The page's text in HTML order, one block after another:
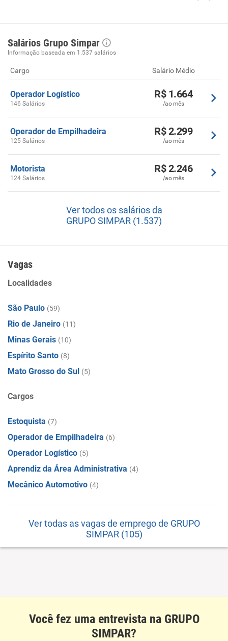
Salários Grupo Simpar
Informação baseada em 1.537 salários
Cargo Salário Médio
Operador Logístico
146 Salários
R$ 1.664
/ao mês
Operador de Empilhadeira
125 Salários
R$ 2.299
/ao mês
Motorista
124 Salários
R$ 2.246
/ao mês
Ver todos os salários da
GRUPO SIMPAR (1.537)
Vagas
Localidades
São Paulo (59)
Rio de Janeiro (11)
Minas Gerais (10)
Espírito Santo (8)
Mato Grosso do Sul (5)
Cargos
Estoquista (7)
Operador de Empilhadeira (6)
Operador Logístico (5)
Aprendiz da Área Administrativa (4)
Mecânico Automotivo (4)
Ver todas as vagas de emprego de GRUPO
SIMPAR (105)
Você fez uma entrevista na GRUPO
SIMPAR?